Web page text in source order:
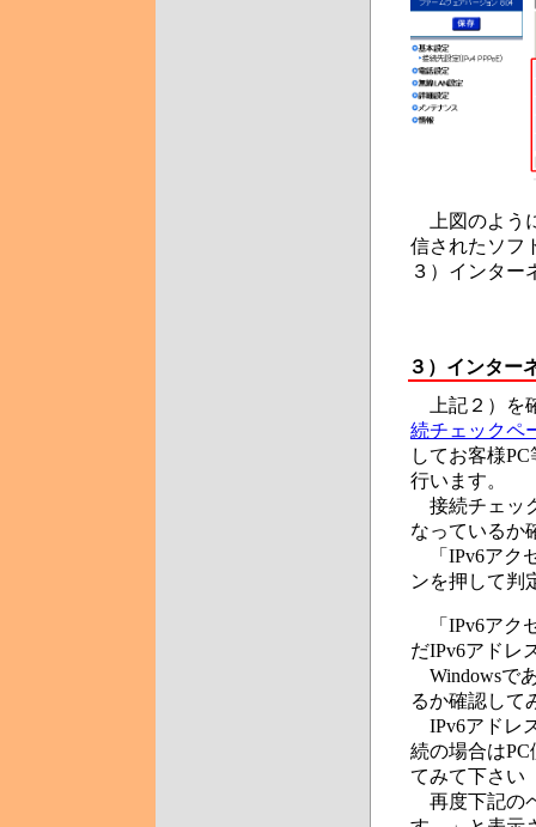
上図のよう
信されたソフ
３）インター
３） インター
上記２）を
続チェックペ
してお客様
行います。
接続チェッ
なっているか
「IPv6アク
ンを押して判
「IPv6アク
だIPv6アドレ
Windowsで
るか確認して
IPv6アドレ
続の場合は
てみて下さい
再度下記の